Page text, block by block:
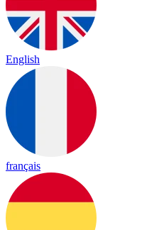
English
français